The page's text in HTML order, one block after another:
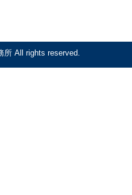
All rights reserved.